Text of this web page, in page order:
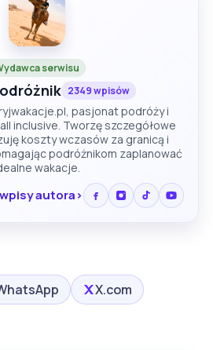
serwisu
2349 wpisów
pasjonat podróży i
inclusive. Tworzę szczegółowe
koszty wczasów za granicą i
podróżnikom zaplanować
wakacje.
autora
X.com